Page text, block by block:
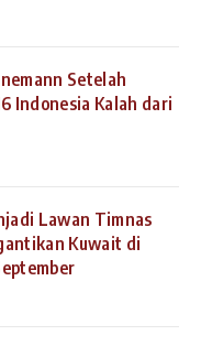
Setelah
Indonesia Kalah dari
Lawan Timnas
Kuwait di